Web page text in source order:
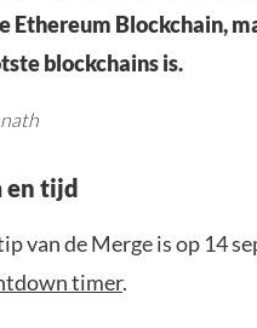
Ethereum Blockchain,
blockchains is.
en tijd
van de Merge is op 14
timer.